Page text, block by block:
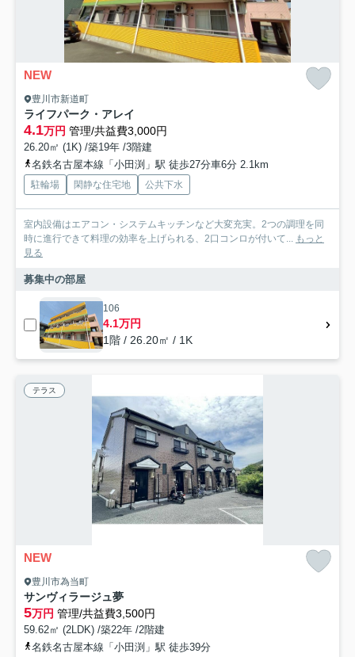
NEW
豊川市新道町
ライフパーク・アレイ
4.1万円 管理/共益費3,000円
26.20㎡ (1K) /築19年 /3階建
名鉄名古屋本線「小田渕」駅 徒歩27分車6分 2.1km
駐輪場 閑静な住宅地 公共下水
室内設備はエアコン・システムキッチンなど大変充実。2つの調理を同
時に進行できて料理の効率を上げられる、2口コンロが付いて... もっと
見る
募集中の部屋
106
4.1万円
1階 / 26.20㎡ / 1K
テラス
NEW
豊川市為当町
サンヴィラージュ夢
5万円 管理/共益費3,500円
59.62㎡ (2LDK) /築22年 /2階建
名鉄名古屋本線「小田渕」駅 徒歩39分